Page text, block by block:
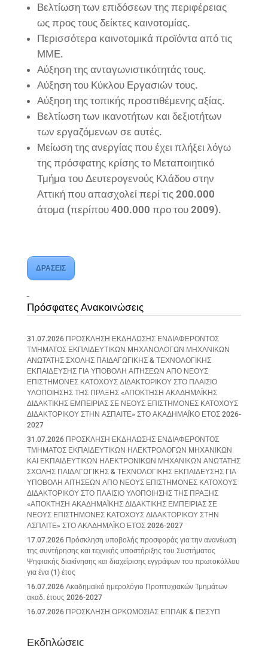
Βελτίωση των επιδόσεων της περιφέρειας
ως προς τους δείκτες καινοτομίας.
Περισσότερα καινοτομικά προϊόντα από τις
ΜΜΕ.
Αύξηση της ανταγωνιστικότητάς τους.
Αύξηση του Κύκλου Εργασιών τους.
Αύξηση της τοπικής προστιθέμενης αξίας.
Βελτίωση των ικανοτήτων και δεξιοτήτων
των εργαζόμενων σε αυτές.
Μείωση της ανεργίας που έχει πλήξει λόγω
της πρόσφατης κρίσης το Μεταποιητικό
Τμήμα του Δευτερογενούς Κλάδου στην
Αττική που απασχολεί περί τις 200.000
άτομα (περίπου 400.000 προ του 2009).
ΔΡΑΣΕΙΣ
Πρόσφατες Ανακοινώσεις
31.07.2026 ΠΡΟΣΚΛΗΣΗ ΕΚΔΗΛΩΣΗΣ ΕΝΔΙΑΦΕΡΟΝΤΟΣ
ΤΜΗΜΑΤΟΣ ΕΚΠΑΙΔΕΥΤΙΚΩΝ ΜΗΧΑΝΟΛΟΓΩΝ ΜΗΧΑΝΙΚΩΝ
ΑΝΩΤΑΤΗΣ ΣΧΟΛΗΣ ΠΑΙΔΑΓΩΓΙΚΗΣ & ΤΕΧΝΟΛΟΓΙΚΗΣ
ΕΚΠΑΙΔΕΥΣΗΣ ΓΙΑ ΥΠΟΒΟΛΗ ΑΙΤΗΣΕΩΝ ΑΠΟ ΝΕΟΥΣ
ΕΠΙΣΤΗΜΟΝΕΣ ΚΑΤΟΧΟΥΣ ΔΙΔΑΚΤΟΡΙΚΟΥ ΣΤΟ ΠΛΑΙΣΙΟ
ΥΛΟΠΟΙΗΣΗΣ ΤΗΣ ΠΡΑΞΗΣ «ΑΠΟΚΤΗΣΗ ΑΚΑΔΗΜΑΪΚΗΣ
ΔΙΔΑΚΤΙΚΗΣ ΕΜΠΕΙΡΙΑΣ ΣΕ ΝΕΟΥΣ ΕΠΙΣΤΗΜΟΝΕΣ ΚΑΤΟΧΟΥΣ
ΔΙΔΑΚΤΟΡΙΚΟΥ ΣΤΗΝ ΑΣΠΑΙΤΕ» ΣΤΟ ΑΚΑΔΗΜΑΪΚΟ ΕΤΟΣ 2026-
2027
31.07.2026 ΠΡΟΣΚΛΗΣΗ ΕΚΔΗΛΩΣΗΣ ΕΝΔΙΑΦΕΡΟΝΤΟΣ
ΤΜΗΜΑΤΟΣ ΕΚΠΑΙΔΕΥΤΙΚΩΝ ΗΛΕΚΤΡΟΛΟΓΩΝ ΜΗΧΑΝΙΚΩΝ
ΚΑΙ ΕΚΠΑΙΔΕΥΤΙΚΩΝ ΗΛΕΚΤΡΟΝΙΚΩΝ ΜΗΧΑΝΙΚΩΝ ΑΝΩΤΑΤΗΣ
ΣΧΟΛΗΣ ΠΑΙΔΑΓΩΓΙΚΗΣ & ΤΕΧΝΟΛΟΓΙΚΗΣ ΕΚΠΑΙΔΕΥΣΗΣ ΓΙΑ
ΥΠΟΒΟΛΗ ΑΙΤΗΣΕΩΝ ΑΠΟ ΝΕΟΥΣ ΕΠΙΣΤΗΜΟΝΕΣ ΚΑΤΟΧΟΥΣ
ΔΙΔΑΚΤΟΡΙΚΟΥ ΣΤΟ ΠΛΑΙΣΙΟ ΥΛΟΠΟΙΗΣΗΣ ΤΗΣ ΠΡΑΞΗΣ
«ΑΠΟΚΤΗΣΗ ΑΚΑΔΗΜΑΪΚΗΣ ΔΙΔΑΚΤΙΚΗΣ ΕΜΠΕΙΡΙΑΣ ΣΕ
ΝΕΟΥΣ ΕΠΙΣΤΗΜΟΝΕΣ ΚΑΤΟΧΟΥΣ ΔΙΔΑΚΤΟΡΙΚΟΥ ΣΤΗΝ
ΑΣΠΑΙΤΕ» ΣΤΟ ΑΚΑΔΗΜΑΪΚΟ ΕΤΟΣ 2026-2027
17.07.2026 Πρόσκληση υποβολής προσφοράς για την ανανέωση
της συντήρησης και τεχνικής υποστήριξης του Συστήματος
Ψηφιακής διακίνησης και διαχείρισης εγγράφων του πρωτοκόλλου
για ένα (1) έτος
16.07.2026 Ακαδημαϊκό ημερολόγιο Προπτυχιακών Τμημάτων
ακαδ. έτους 2026-2027
16.07.2026 ΠΡΟΣΚΛΗΣΗ ΟΡΚΩΜΟΣΙΑΣ ΕΠΠΑΙΚ & ΠΕΣΥΠ
Εκδηλώσεις